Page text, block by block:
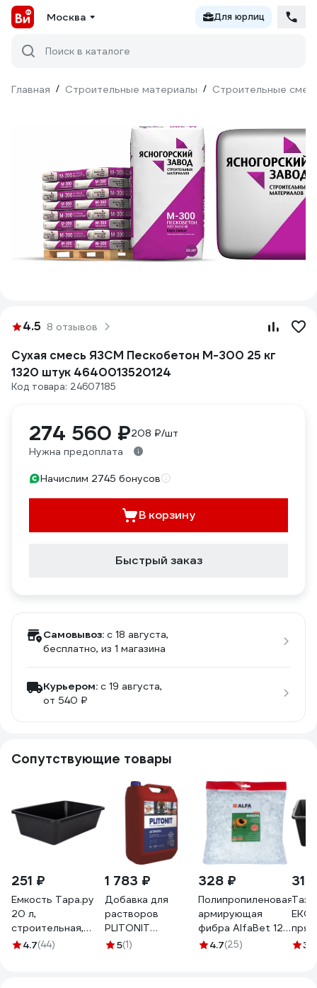
Москва Для юрлиц
Поиск в каталоге
Главная / Строительные материалы / Строительные
4.5 8 отзывов
Сухая смесь ЯЗСМ Пескобетон М-300 25 кг
1320 штук 4640013520124
Код товара: 24607185
274 560 ₽208 ₽/шт
Нужна предоплата
Начислим 2745 бонусов
В корзину
Быстрый заказ
Самовывоз: c 18 августа,
бесплатно, из 1 магазина
Курьером: c 19 августа,
от 540 ₽
Сопутствующие товары
251 ₽
Емкость Тара.ру
20 л,
строительная,
прямоугольная,
4.7(44)
1 783 ₽
Добавка для
растворов
PLITONIT
АнтиМороз-10
5(1)
328 ₽
Полипропиленовая
армирующая
фибра AlfaBet 12
мм, 600 г 20264
4.7(25)
Таз
л 3.9